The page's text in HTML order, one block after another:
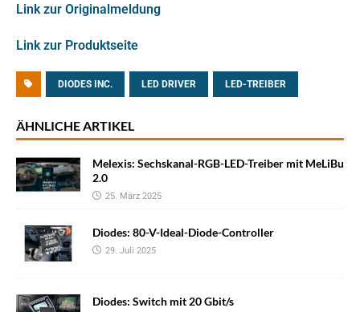
Link zur Originalmeldung
Link zur Produktseite
DIODES INC. LED DRIVER LED-TREIBER
ÄHNLICHE ARTIKEL
Melexis: Sechskanal-RGB-LED-Treiber mit MeLiBu
2.0
25. März 2025
Diodes: 80-V-Ideal-Diode-Controller
29. Juli 2025
Diodes: Switch mit 20 Gbit/s